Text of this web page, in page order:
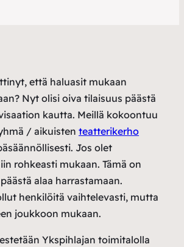
että haluasit mukaan
Nyt olisi oiva tilaisuus päästä
kautta. Meillä kokoontuu
/ aikuisten teatterikerho
Jos olet
rohkeasti mukaan. Tämä on
alaa harrastamaan.
henkilöitä vaihtelevasti, mutta
joukkoon mukaan.
Ykspihlajan toimitalolla